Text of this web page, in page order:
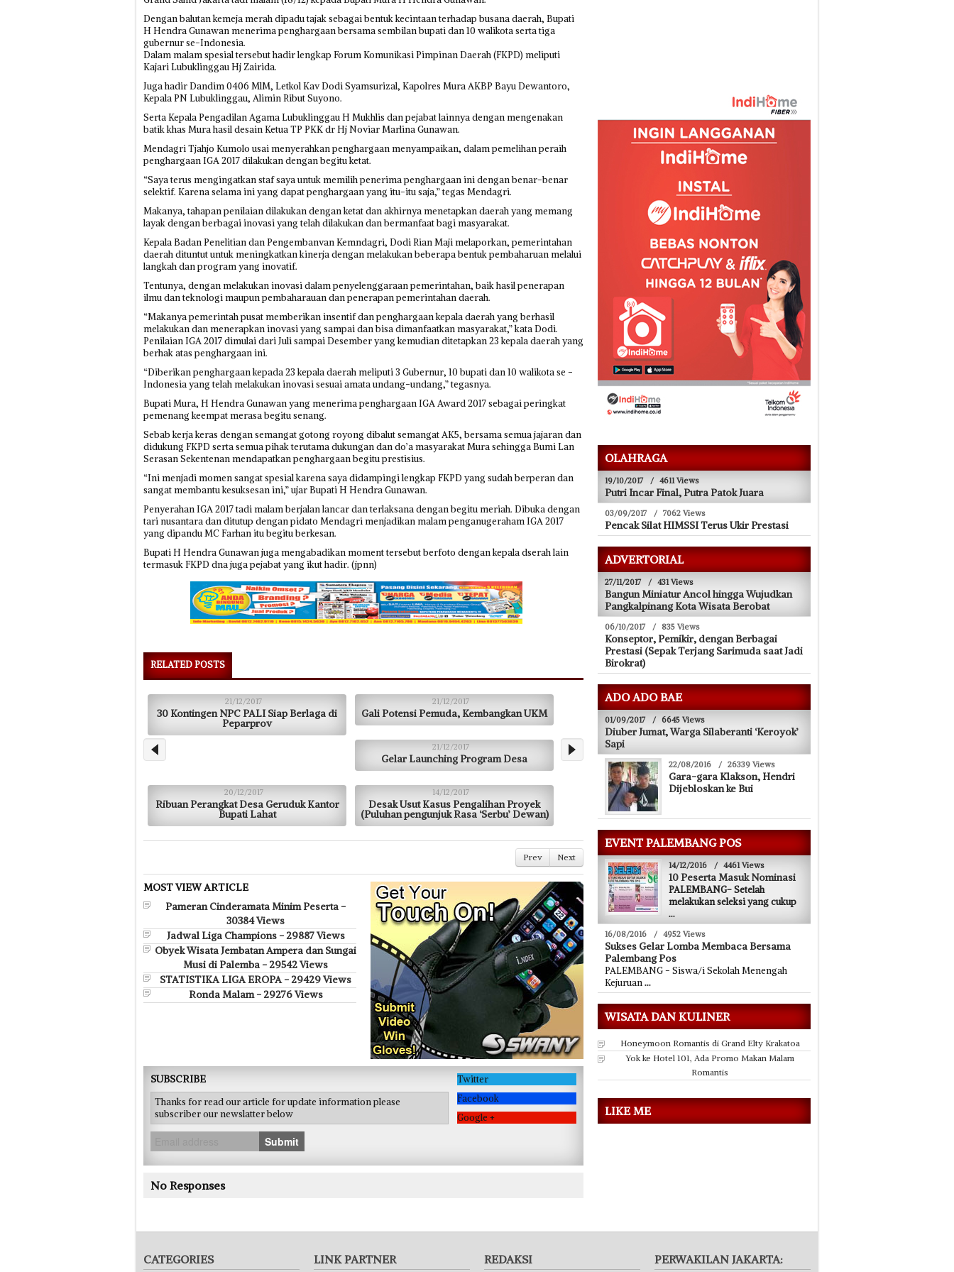
Dengan balutan kemeja merah dipadu tajak sebagai bentuk kecintaan terhadap busana daerah, Bupati
H Hendra Gunawan menerima penghargaan bersama sembilan bupati dan 10 walikota serta tiga
gubernur se-Indonesia.
Dalam malam spesial tersebut hadir lengkap Forum Komunikasi Pimpinan Daerah (FKPD) meliputi
Kajari Lubuklinggau Hj Zairida.
Juga hadir Dandim 0406 MlM, Letkol Kav Dodi Syamsurizal, Kapolres Mura AKBP Bayu Dewantoro,
Kepala PN Lubuklinggau, Alimin Ribut Suyono.
Serta Kepala Pengadilan Agama Lubuklinggau H Mukhlis dan pejabat lainnya dengan mengenakan
batik khas Mura hasil desain Ketua TP PKK dr Hj Noviar Marlina Gunawan.
Mendagri Tjahjo Kumolo usai menyerahkan penghargaan menyampaikan, dalam pemelihan peraih
penghargaan IGA 2017 dilakukan dengan begitu ketat.
“Saya terus mengingatkan staf saya untuk memilih penerima penghargaan ini dengan benar-benar
selektif. Karena selama ini yang dapat penghargaan yang itu-itu saja,” tegas Mendagri.
Makanya, tahapan penilaian dilakukan dengan ketat dan akhirnya menetapkan daerah yang memang
layak dengan berbagai inovasi yang telah dilakukan dan bermanfaat bagi masyarakat.
Kepala Badan Penelitian dan Pengembanvan Kemndagri, Dodi Rian Maji melaporkan, pemerintahan
daerah dituntut untuk meningkatkan kinerja dengan melakukan beberapa bentuk pembaharuan melalui
langkah dan program yang inovatif.
Tentunya, dengan melakukan inovasi dalam penyelenggaraan pemerintahan, baik hasil penerapan
ilmu dan teknologi maupun pembaharauan dan penerapan pemerintahan daerah.
“Makanya pemerintah pusat memberikan insentif dan penghargaan kepala daerah yang berhasil
melakukan dan menerapkan inovasi yang sampai dan bisa dimanfaatkan masyarakat,” kata Dodi.
Penilaian IGA 2017 dimulai dari Juli sampai Desember yang kemudian ditetapkan 23 kepala daerah yang
berhak atas penghargaan ini.
“Diberikan penghargaan kepada 23 kepala daerah meliputi 3 Gubernur, 10 bupati dan 10 walikota se -
Indonesia yang telah melakukan inovasi sesuai amata undang-undang,” tegasnya.
Bupati Mura, H Hendra Gunawan yang menerima penghargaan IGA Award 2017 sebagai peringkat
pemenang keempat merasa begitu senang.
Sebab kerja keras dengan semangat gotong royong dibalut semangat AK5, bersama semua jajaran dan
didukung FKPD serta semua pihak terutama dukungan dan do’a masyarakat Mura sehingga Bumi Lan
Serasan Sekentenan mendapatkan penghargaan begitu prestisius.
“Ini menjadi momen sangat spesial karena saya didampingi lengkap FKPD yang sudah berperan dan
sangat membantu kesuksesan ini,” ujar Bupati H Hendra Gunawan.
Penyerahan IGA 2017 tadi malam berjalan lancar dan terlaksana dengan begitu meriah. Dibuka dengan
tari nusantara dan ditutup dengan pidato Mendagri menjadikan malam penganugeraham IGA 2017
yang dipandu MC Farhan itu begitu berkesan.
Bupati H Hendra Gunawan juga mengabadikan moment tersebut berfoto dengan kepala dserah lain
termasuk FKPD dna juga pejabat yang ikut hadir. (jpnn)
RELATED POSTS
21/12/2017
30 Kontingen NPC PALI Siap Berlaga di
Peparprov
21/12/2017
Gali Potensi Pemuda, Kembangkan UKM
21/12/2017
Gelar Launching Program Desa
20/12/2017
Ribuan Perangkat Desa Geruduk Kantor
Bupati Lahat
14/12/2017
Desak Usut Kasus Pengalihan Proyek
(Puluhan pengunjuk Rasa ‘Serbu’ Dewan)
Prev Next
MOST VIEW ARTICLE
Pameran Cinderamata Minim Peserta -
30384 Views
Jadwal Liga Champions - 29887 Views
Obyek Wisata Jembatan Ampera dan Sungai
Musi di Palemba - 29542 Views
STATISTIKA LIGA EROPA - 29429 Views
Ronda Malam - 29276 Views
SUBSCRIBE
Thanks for read our article for update information please
subscriber our newslatter below
Submit
Twitter
Facebook
Google +
No Responses
OLAHRAGA
19/10/2017 / 4611 Views
Putri Incar Final, Putra Patok Juara
03/09/2017 / 7062 Views
Pencak Silat HIMSSI Terus Ukir Prestasi
ADVERTORIAL
27/11/2017 / 431 Views
Bangun Miniatur Ancol hingga Wujudkan
Pangkalpinang Kota Wisata Berobat
06/10/2017 / 835 Views
Konseptor, Pemikir, dengan Berbagai
Prestasi (Sepak Terjang Sarimuda saat Jadi
Birokrat)
ADO ADO BAE
01/09/2017 / 6645 Views
Diuber Jumat, Warga Silaberanti ‘Keroyok’
Sapi
22/08/2016 / 26339 Views
Gara-gara Klakson, Hendri
Dijebloskan ke Bui
EVENT PALEMBANG POS
14/12/2016 / 4461 Views
10 Peserta Masuk Nominasi
PALEMBANG- Setelah
melakukan seleksi yang cukup
...
16/08/2016 / 4952 Views
Sukses Gelar Lomba Membaca Bersama
Palembang Pos
PALEMBANG - Siswa/i Sekolah Menengah
Kejuruan...
WISATA DAN KULINER
Honeymoon Romantis di Grand Elty Krakatoa
Yok ke Hotel 101, Ada Promo Makan Malam
Romantis
LIKE ME
CATEGORIES LINK PARTNER REDAKSI PERWAKILAN JAKARTA: